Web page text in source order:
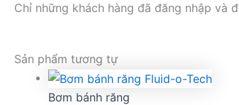
Chỉ những khách hàng đã đăng nhập và
Sản phẩm tương tự
Bơm bánh răng